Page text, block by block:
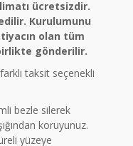
ücretsizdir.
Kurulumunu
olan tüm
gönderilir.
taksit seçenekli
bezle silerek
koruyunuz.
yüzeye